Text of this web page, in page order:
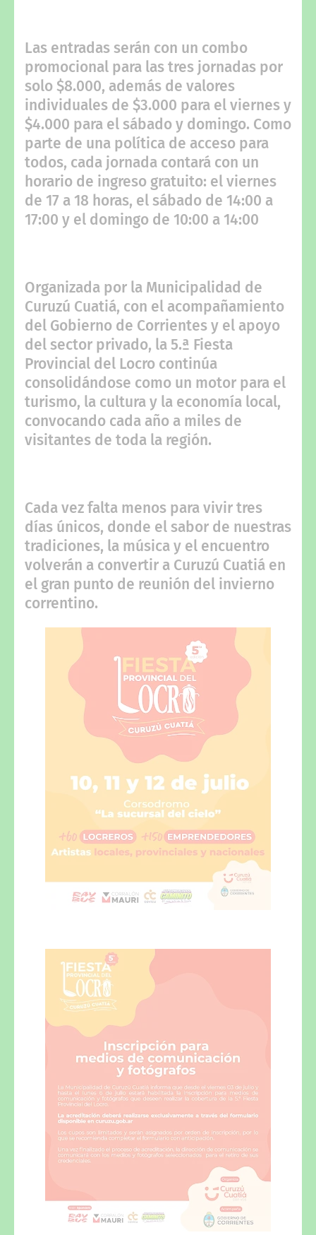
Las entradas serán con un combo
promocional para las tres jornadas por
solo $8.000, además de valores
individuales de $3.000 para el viernes y
$4.000 para el sábado y domingo. Como
parte de una política de acceso para
todos, cada jornada contará con un
horario de ingreso gratuito: el viernes
de 17 a 18 horas, el sábado de 14:00 a
17:00 y el domingo de 10:00 a 14:00
Organizada por la Municipalidad de
Curuzú Cuatiá, con el acompañamiento
del Gobierno de Corrientes y el apoyo
del sector privado, la 5.ª Fiesta
Provincial del Locro continúa
consolidándose como un motor para el
turismo, la cultura y la economía local,
convocando cada año a miles de
visitantes de toda la región.
Cada vez falta menos para vivir tres
días únicos, donde el sabor de nuestras
tradiciones, la música y el encuentro
volverán a convertir a Curuzú Cuatiá en
el gran punto de reunión del invierno
correntino.